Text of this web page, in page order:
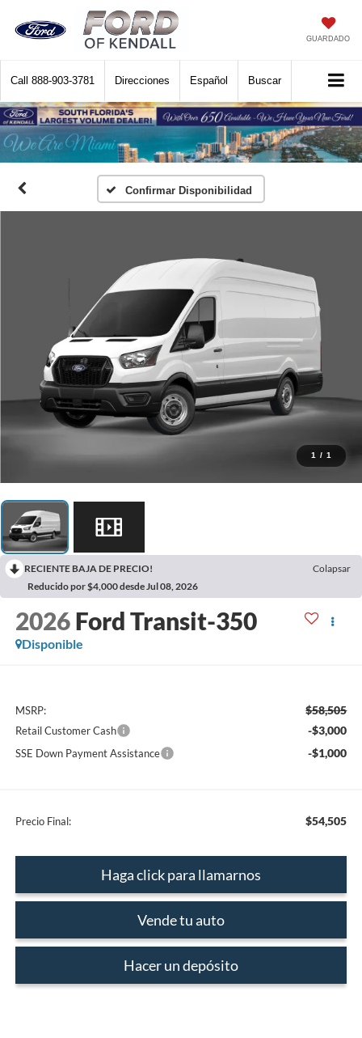
GUARDADO
Call 888-903-3781 Direcciones Español Buscar
Confirmar Disponibilidad
1 / 1
RECIENTE BAJA DE PRECIO!
Colapsar
Reducido por $4,000 desde Jul 08, 2026
2026 Ford Transit-350
Disponible
MSRP: $58,505
Retail Customer Cash -$3,000
SSE Down Payment Assistance -$1,000
Precio Final: $54,505
Haga click para llamarnos
Vende tu auto
Hacer un depósito